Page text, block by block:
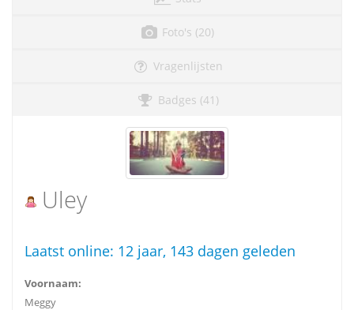
Foto's (20)
Vragenlijsten
Badges (41)
Uley
Laatst online: 12 jaar, 143 dagen geleden
Voornaam:
Meggy